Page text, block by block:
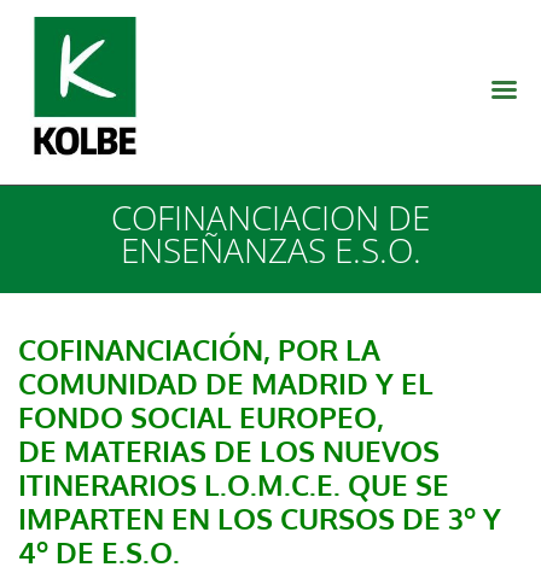
COFINANCIACION DE
ENSEÑANZAS E.S.O.
COFINANCIACIÓN, POR LA
COMUNIDAD DE MADRID Y EL
FONDO SOCIAL EUROPEO,
DE MATERIAS DE LOS NUEVOS
ITINERARIOS L.O.M.C.E. QUE SE
IMPARTEN EN LOS CURSOS DE 3º Y
4º DE E.S.O.